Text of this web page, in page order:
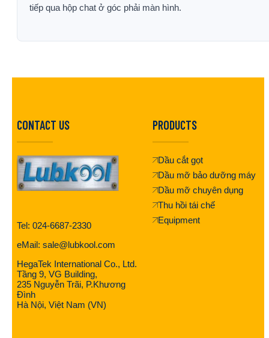
tiếp qua hộp chat ở góc phải màn hình.
CONTACT US
Tel: 024-6687-2330
eMail: sale@lubkool.com
HegaTek International Co., Ltd.
Tầng 9, VG Building,
235 Nguyễn Trãi, P.Khương
Đình
Hà Nội, Việt Nam (VN)
PRODUCTS
Dầu cắt gọt
Dầu mỡ bảo dưỡng máy
Dầu mỡ chuyên dụng
Thu hồi tái chế
Equipment